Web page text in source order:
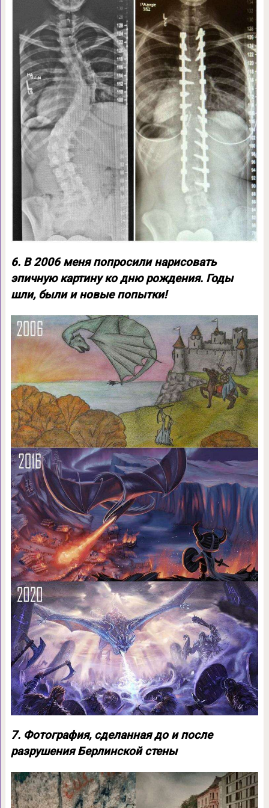
6. В 2006 меня попросили нарисовать
эпичную картину ко дню рождения. Годы
шли, были и новые попытки!
7. Фотография, сделанная до и после
разрушения Берлинской стены